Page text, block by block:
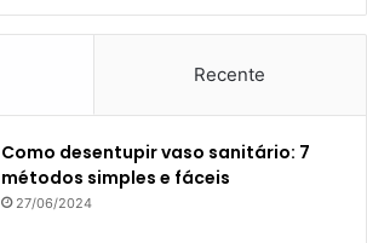
Recente
Como desentupir vaso sanitário: 7
métodos simples e fáceis
27/06/2024